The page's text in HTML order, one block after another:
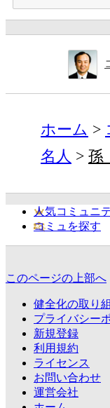
ホーム
名人
人気コミュニ
コミュを探す
このページの上部へ
健全化の取り
プライバシー
新規登録
利用規約
ライセンス
お問い合わせ
運営会社